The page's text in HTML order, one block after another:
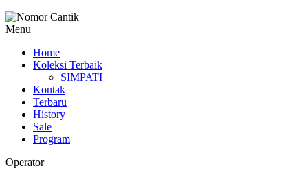
Menu
Home
Koleksi Terbaik
SIMPATI
Kontak
Terbaru
History
Sale
Program
Operator